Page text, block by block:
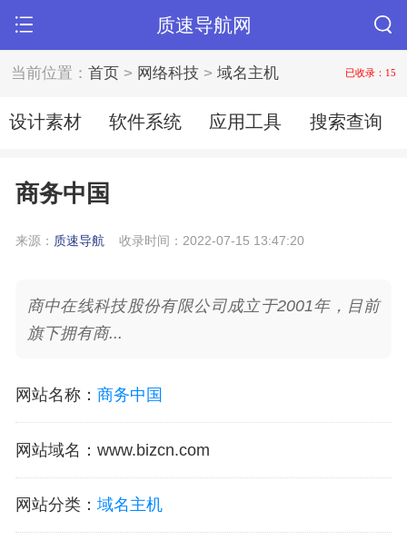
质速导航网
当前位置：首页 > 网络科技 >域名主机 已收录：15
设计素材 软件系统 应用工具 搜索查询
商务中国
来源： 质速导航 收录时间：2022-07-15 13:47:20
商中在线科技股份有限公司成立于2001年，目前
旗下拥有商...
网站名称： 商务中国
网站域名 ： www.bizcn.com
网站分类： 域名主机